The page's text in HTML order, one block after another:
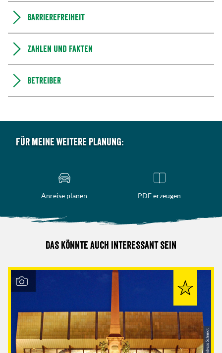
Barrierefreiheit
Zahlen und Fakten
Betreiber
Für meine weitere Planung:
Anreise planen PDF erzeugen
Das könnte auch interessant sein
© Andreas Schmidt